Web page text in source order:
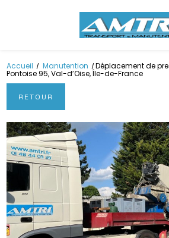
Accueil Manutention Déplacement de
Pontoise 95, Val-d’Oise, Île-de-France
RETOUR